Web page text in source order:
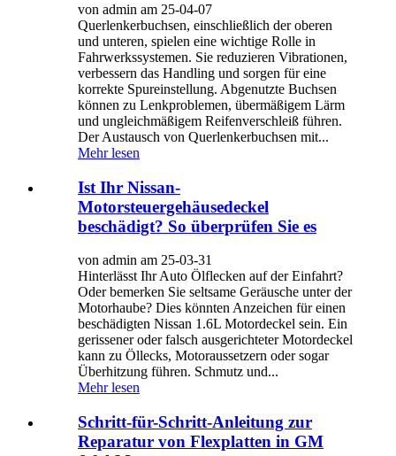
von admin am 25-04-07
Querlenkerbuchsen, einschließlich der oberen
und unteren, spielen eine wichtige Rolle in
Fahrwerkssystemen. Sie reduzieren Vibrationen,
verbessern das Handling und sorgen für eine
korrekte Spureinstellung. Abgenutzte Buchsen
können zu Lenkproblemen, übermäßigem Lärm
und ungleichmäßigem Reifenverschleiß führen.
Der Austausch von Querlenkerbuchsen mit...
Mehr lesen
Ist Ihr Nissan-
Motorsteuergehäusedeckel
beschädigt? So überprüfen Sie es
von admin am 25-03-31
Hinterlässt Ihr Auto Ölflecken auf der Einfahrt?
Oder bemerken Sie seltsame Geräusche unter der
Motorhaube? Dies könnten Anzeichen für einen
beschädigten Nissan 1.6L Motordeckel sein. Ein
gerissener oder falsch ausgerichteter Motordeckel
kann zu Öllecks, Motoraussetzern oder sogar
Überhitzung führen. Schmutz und...
Mehr lesen
Schritt-für-Schritt-Anleitung zur
Reparatur von Flexplatten in GM